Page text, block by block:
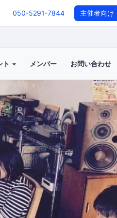
050-5291-7844 主催者向け
ト メンバー お問い合わせ